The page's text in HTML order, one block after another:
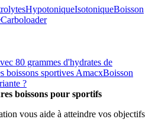
HypotoniqueIsotoniqueBoisson
Carboloader
80 grammes d'hydrates de
boissons sportives AmacxBoisson
?
boissons pour sportifs
vous aide à atteindre vos objectifs